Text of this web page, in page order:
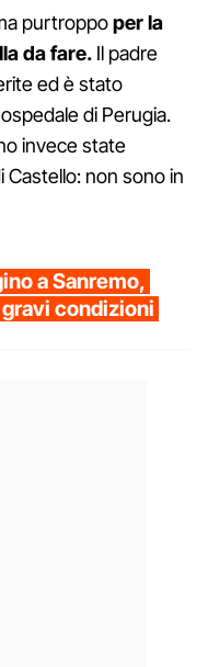
purtroppoper la
da fare. Il padre
ed è stato
di Perugia.
invece state
Castello: non sono in
a Sanremo,
condizioni